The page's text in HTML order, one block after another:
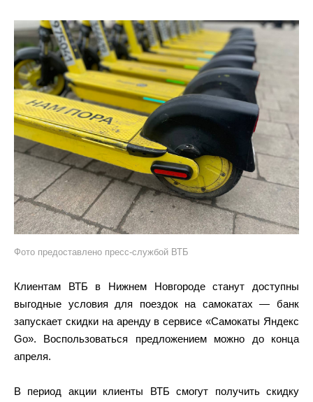
Фото предоставлено пресс-службой ВТБ
Клиентам ВТБ в Нижнем Новгороде станут доступны
выгодные условия для поездок на самокатах — банк
запускает скидки на аренду в сервисе «Самокаты Яндекс
Go». Воспользоваться предложением можно до конца
апреля.
В период акции клиенты ВТБ смогут получить скидку